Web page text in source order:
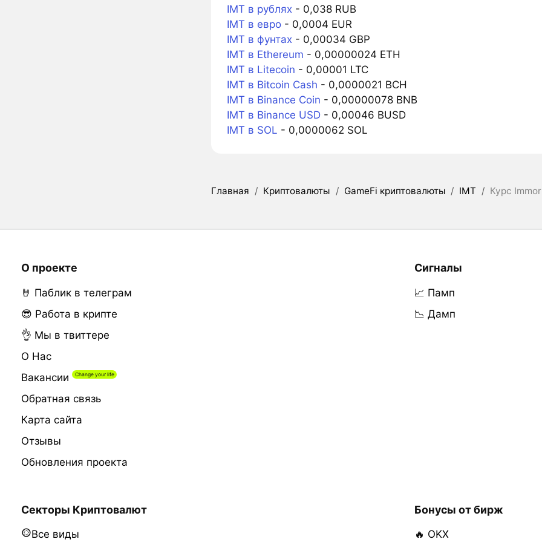
IMT в рублях- 0,038 RUB
IMT в евро- 0,0004 EUR
IMT в фунтах- 0,00034 GBP
IMT в Ethereum - 0,00000024 ETH
IMT в Litecoin - 0,00001 LTC
IMT в Bitcoin Cash - 0,0000021 BCH
IMT в Binance Coin - 0,00000078 BNB
IMT в Binance USD- 0,00046 BUSD
IMT в SOL - 0,0000062 SOL
Главная / Криптовалюты / GameFi криптовалюты / IMT / Курс
О проекте
🤘 Паблик в телеграм
😎 Работа в крипте
👌 Мы в твиттере
О Нас
Вакансии
Обратная связь
Карта сайта
Отзывы
Обновления проекта
Сигналы
📈 Памп
📉 Дамп
Секторы Криптовалют
Все виды
Бонусы от бирж
🔥 OKX